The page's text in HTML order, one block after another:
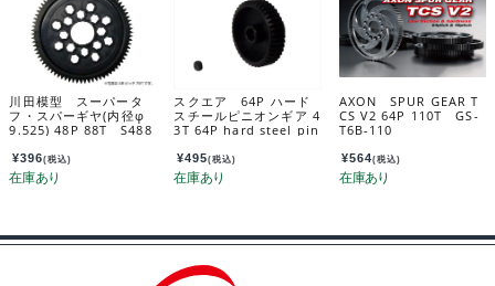
川田模型 スーパータ
フ・スパーギヤ(内径φ
9.525) 48P 88T S488
¥396(税込)
スクエア 64P ハード
スチールピニオンギア 4
3T 64P hard steel pin
3
¥495(税込)
AXON SPUR GEAR T
CS V2 64P 110T GS-
T6B-110
¥564(税込)